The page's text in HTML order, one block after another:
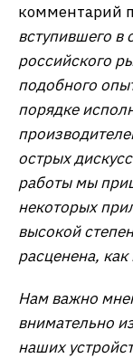
комментарий
вступившего в
российского
подобного
порядке
острых
работы мы
некоторых
высокой
расценена,
Нам важно
внимательно
наших